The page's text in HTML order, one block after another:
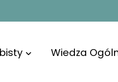
Wiedza